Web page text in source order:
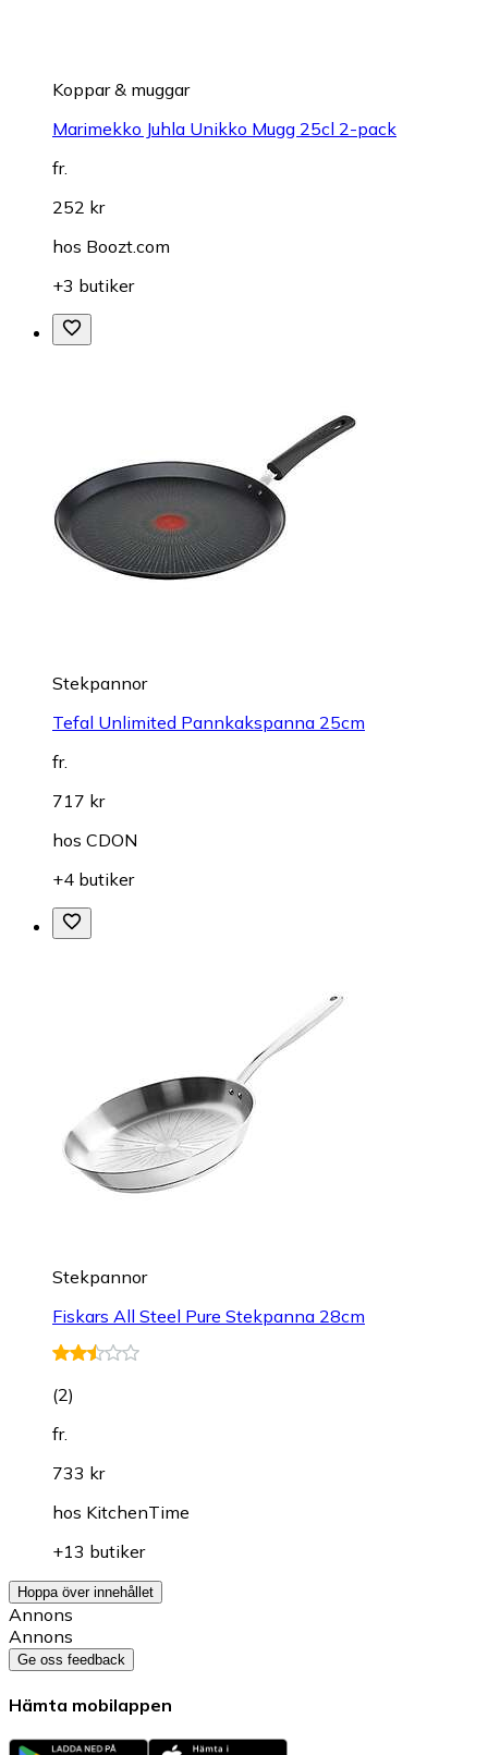
Koppar & muggar
Marimekko Juhla Unikko Mugg 25cl 2-pack
fr.
252 kr
hos Boozt.com
+3 butiker
Stekpannor
Tefal Unlimited Pannkakspanna 25cm
fr.
717 kr
hos CDON
+4 butiker
Stekpannor
Fiskars All Steel Pure Stekpanna 28cm
(2)
fr.
733 kr
hos KitchenTime
+13 butiker
Hoppa över innehållet
Annons
Annons
Ge oss feedback
Hämta mobilappen